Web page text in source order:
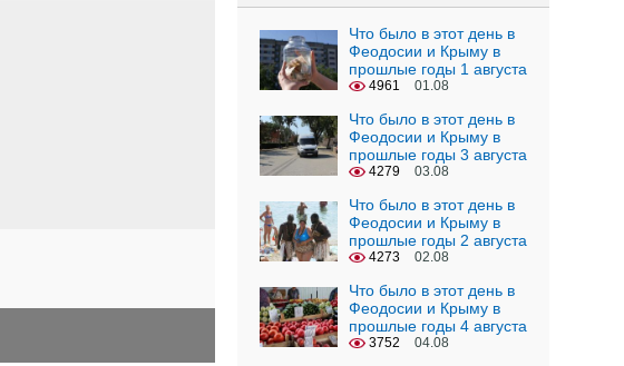
Что было в этот день в
Феодосии и Крыму в
прошлые годы 1 августа
4961 01.08
Что было в этот день в
Феодосии и Крыму в
прошлые годы 3 августа
4279 03.08
Что было в этот день в
Феодосии и Крыму в
прошлые годы 2 августа
4273 02.08
Что было в этот день в
Феодосии и Крыму в
прошлые годы 4 августа
3752 04.08